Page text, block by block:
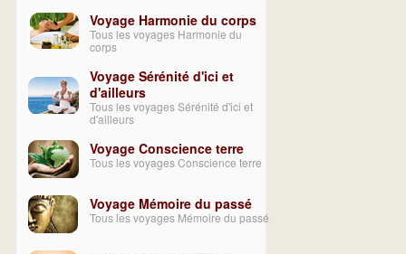
Voyage Harmonie du corps
Tous les voyages Harmonie du
corps
Voyage Sérénité d'ici et
d'ailleurs
Tous les voyages Sérénité d'ici et
d'ailleurs
Voyage Conscience terre
Tous les voyages Conscience terre
Voyage Mémoire du passé
Tous les voyages Mémoire du passé